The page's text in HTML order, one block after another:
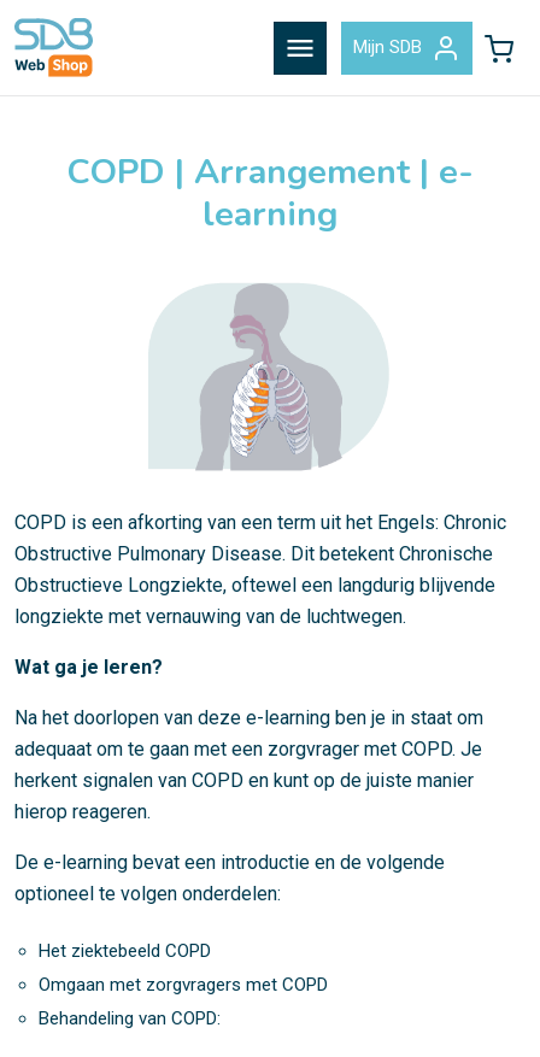
menu Mijn SDB
COPD | Arrangement | e-
learning
COPD is een afkorting van een term uit het Engels: Chronic
Obstructive Pulmonary Disease. Dit betekent Chronische
Obstructieve Longziekte, oftewel een langdurig blijvende
longziekte met vernauwing van de luchtwegen.
Wat ga je leren?
Na het doorlopen van deze e-learning ben je in staat om
adequaat om te gaan met een zorgvrager met COPD. Je
herkent signalen van COPD en kunt op de juiste manier
hierop reageren.
De e-learning bevat een introductie en de volgende
optioneel te volgen onderdelen:
Het ziektebeeld COPD
Omgaan met zorgvragers met COPD
Behandeling van COPD: